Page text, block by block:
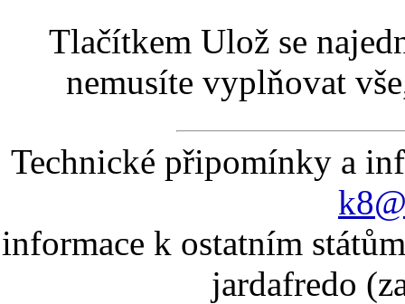
Tlačítkem Ulož se
nemusíte vyplňovat
Technické připomínky a
informace k ostatním
jardafredo